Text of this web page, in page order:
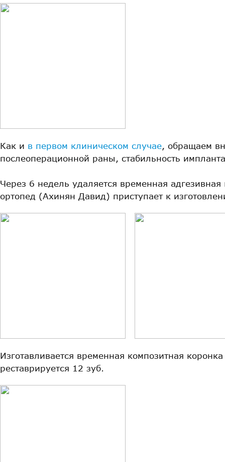
Как и в первом клиническом случае, обращаем
послеоперационной раны, стабильность
Через 6 недель удаляется временная
ортопед (Ахинян Давид) приступает к
Изготавливается временная композитная
реставрируется 12 зуб.